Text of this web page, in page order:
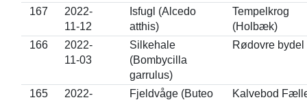
167
2022-
11-12
Isfugl (Alcedo
atthis)
Tempelkrog
(Holbæk)
166
2022-
11-03
Silkehale
(Bombycilla
garrulus)
Rødovre bydel
165
2022-
Fjeldvåge (Buteo
Kalvebod